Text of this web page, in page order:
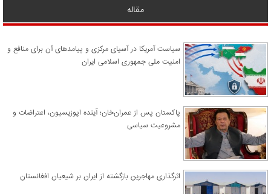
مقاله
سیاست آمریکا در آسیای مرکزی و پیامدهای آن برای منافع و
امنیت ملی جمهوری اسلامی ایران
پاکستان پس از عمران‌خان؛ آینده اپوزیسیون، اعتراضات و
مشروعیت سیاسی
اثرگذاری مهاجرین بازگشته از ایران بر شیعیان افغانستان